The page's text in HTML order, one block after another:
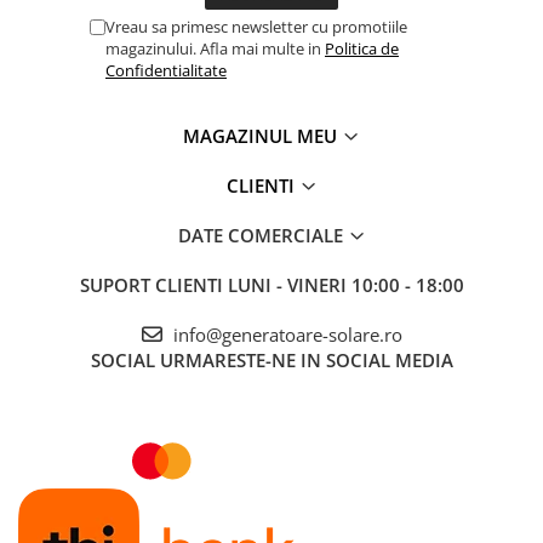
- baterii plumb-acid (SLA).
- Baterii cu electrolit umede
SIGURANȚA UTILIZĂRII
și amenințare pentru sănătate și viață.
- prea multă tensiune
CABLURI DE CEA MAI BUNA CALITATE
Miezul de cupru pur al cablului și clemele crocodil acoperite cu
CARACTERISTICILE PRODUSULUI
Control cu ​​microprocesor, caracteristici inteligente de încărcare
Display LCD cu iluminare din spate
Menținerea funcției de încărcare
Vreau sa primesc newsletter cu promotiile
magazinului. Afla mai multe in Politica de
Confidentialitate
MAGAZINUL MEU
CLIENTI
DATE COMERCIALE
SUPORT CLIENTI LUNI - VINERI 10:00 - 18:00
info@generatoare-solare.ro
SOCIAL URMARESTE-NE IN SOCIAL MEDIA